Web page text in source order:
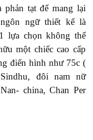
phản tạt để mang lại
ngữ thiết kế là
lựa chọn không thể
một chiếccao cấp
điển hìnhnhư 75c (
đôi nam nữ
china, Chan Per